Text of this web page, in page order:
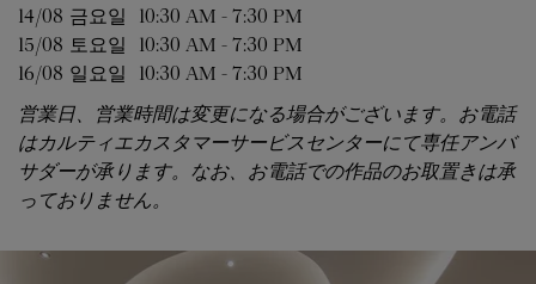
14/08 금요일 10:30 AM - 7:30 PM
15/08 토요일 10:30 AM - 7:30 PM
16/08 일요일 10:30 AM - 7:30 PM
営業日、営業時間は変更になる場合がございます。お電話
はカルティエカスタマーサービスセンターにて専任アンバ
サダーが承ります。なお、お電話での作品のお取置きは承
っておりません。